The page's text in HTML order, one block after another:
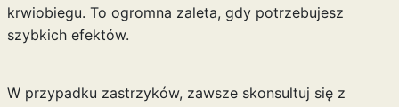
krwiobiegu. To ogromna zaleta, gdy potrzebujesz
szybkich efektów.
W przypadku zastrzyków, zawsze skonsultuj się z